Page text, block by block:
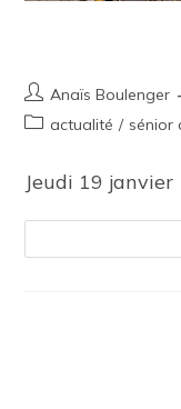
Anaïs Boulenger
actualité / sénior
Jeudi 19 janvier